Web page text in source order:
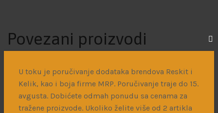
U toku je poručivanje dodataka brendova Reskit i
Kelik, kao i boja firme MRP. Poručivanje traje do 15.
avgusta. Dobićete odmah ponudu sa cenama za
tražene proizvode. Ukoliko želite više od 2 artikla
Povezani proizvodi
Su-35S Flanker-E
13.500рсд